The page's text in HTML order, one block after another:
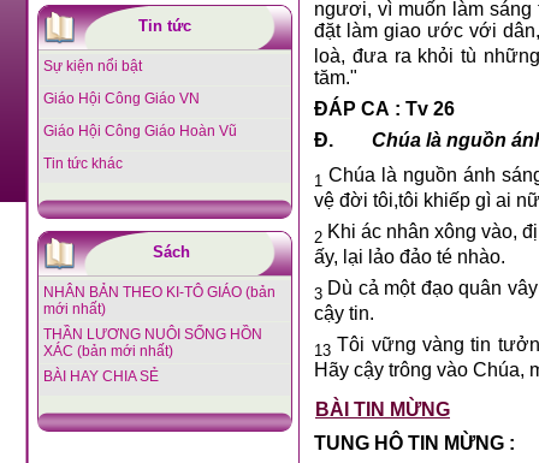
Tin tức
Sự kiện nổi bật
Giáo Hội Công Giáo VN
Giáo Hội Công Giáo Hoàn Vũ
Tin tức khác
Sách
NHÂN BẢN THEO KI-TÔ GIÁO (bản
mới nhất)
THẦN LƯƠNG NUÔI SỐNG HỒN
XÁC (bản mới nhất)
BÀI HAY CHIA SẺ
ngươi, vì muốn làm
đặt làm giao ước với
loà, đưa ra khỏi tù
tăm."
ĐÁP CA : Tv 26
Đ.
Chúa là nguồn
1 Chúa là nguồn ánh
vệ đời tôi,tôi khiếp gì ai
2 Khi ác nhân xông vào,
ấy, lại lảo đảo té nhào.
3 Dù cả một đạo quân
cậy tin.
13 Tôi vững vàng tin
Hãy cậy trông vào Chúa,
BÀI TIN MỪNG
TUNG HÔ TIN MỪNG :